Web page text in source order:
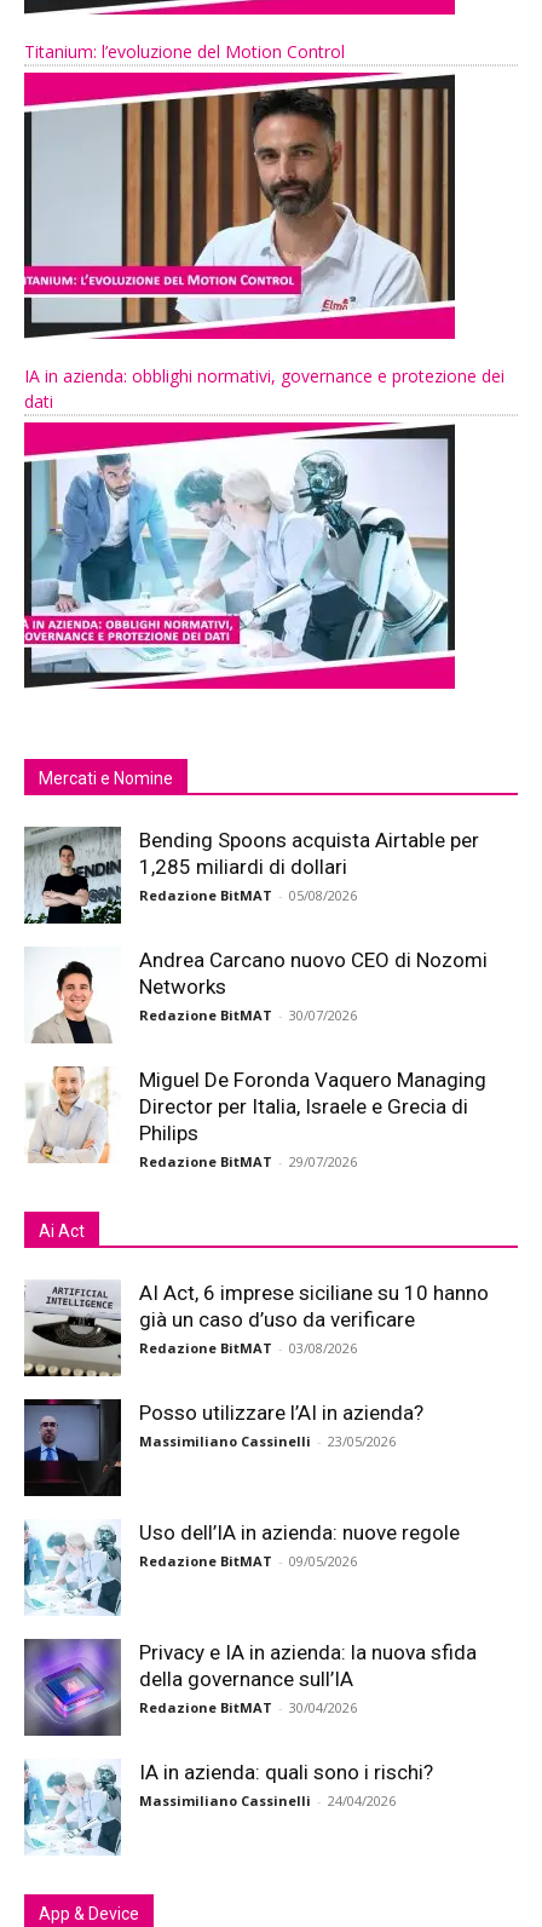
Titanium: l’evoluzione del Motion Control
IA in azienda: obblighi normativi, governance e protezione dei
dati
Mercati e Nomine
Bending Spoons acquista Airtable per
1,285 miliardi di dollari
Redazione BitMAT - 05/08/2026
Andrea Carcano nuovo CEO di Nozomi
Networks
Redazione BitMAT - 30/07/2026
Miguel De Foronda Vaquero Managing
Director per Italia, Israele e Grecia di
Philips
Redazione BitMAT - 29/07/2026
Ai Act
AI Act, 6 imprese siciliane su 10 hanno
già un caso d’uso da verificare
Redazione BitMAT - 03/08/2026
Posso utilizzare l’AI in azienda?
Massimiliano Cassinelli - 23/05/2026
Uso dell’IA in azienda: nuove regole
Redazione BitMAT - 09/05/2026
Privacy e IA in azienda: la nuova sfida
della governance sull’IA
Redazione BitMAT - 30/04/2026
IA in azienda: quali sono i rischi?
Massimiliano Cassinelli - 24/04/2026
App & Device